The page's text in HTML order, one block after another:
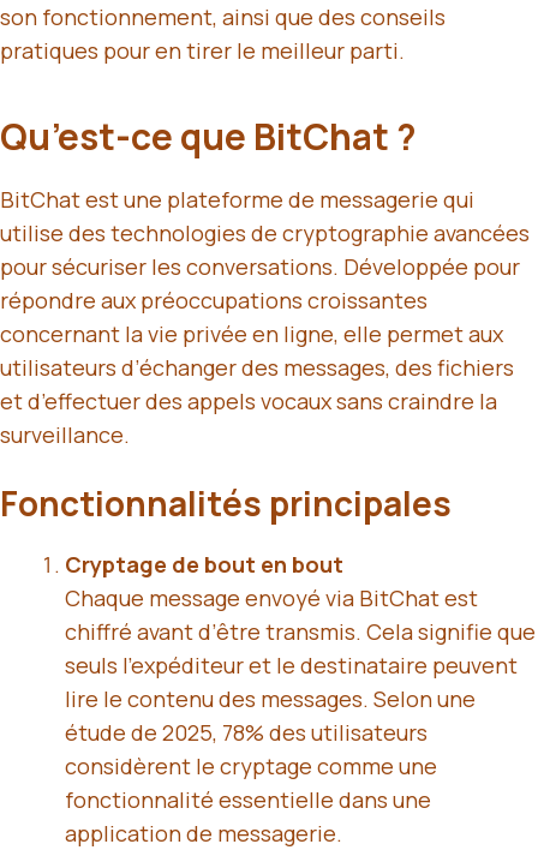
son fonctionnement, ainsi que des conseils
pratiques pour en tirer le meilleur parti.
Qu’est-ce que BitChat ?
BitChat est une plateforme de messagerie qui
utilise des technologies de cryptographie avancées
pour sécuriser les conversations. Développée pour
répondre aux préoccupations croissantes
concernant la vie privée en ligne, elle permet aux
utilisateurs d’échanger des messages, des fichiers
et d’effectuer des appels vocaux sans craindre la
surveillance.
Fonctionnalités principales
Cryptage de bout en bout
Chaque message envoyé via BitChat est
chiffré avant d’être transmis. Cela signifie que
seuls l’expéditeur et le destinataire peuvent
lire le contenu des messages. Selon une
étude de 2025, 78% des utilisateurs
considèrent le cryptage comme une
fonctionnalité essentielle dans une
application de messagerie.